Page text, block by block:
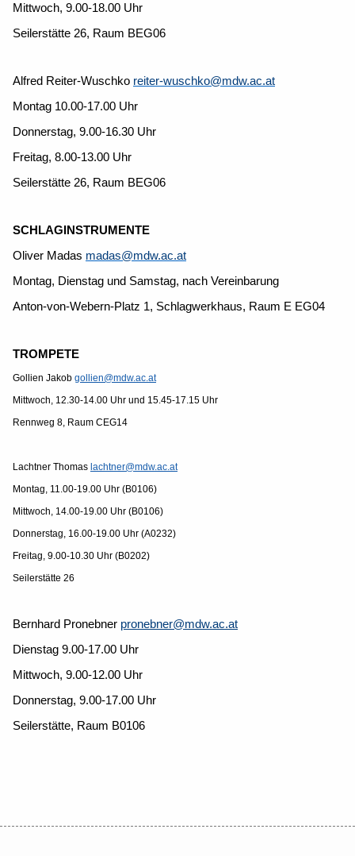
Mittwoch, 9.00-18.00 Uhr
Seilerstätte 26, Raum BEG06
Alfred Reiter-Wuschko reiter-wuschko@mdw.ac.at
Montag 10.00-17.00 Uhr
Donnerstag, 9.00-16.30 Uhr
Freitag, 8.00-13.00 Uhr
Seilerstätte 26, Raum BEG06
SCHLAGINSTRUMENTE
Oliver Madas madas@mdw.ac.at
Montag, Dienstag und Samstag, nach Vereinbarung
Anton-von-Webern-Platz 1, Schlagwerkhaus, Raum E EG04
TROMPETE
Gollien Jakob gollien@mdw.ac.at
Mittwoch, 12.30-14.00 Uhr und 15.45-17.15 Uhr
Rennweg 8, Raum CEG14
Lachtner Thomas lachtner@mdw.ac.at
Montag, 11.00-19.00 Uhr (B0106)
Mittwoch, 14.00-19.00 Uhr (B0106)
Donnerstag, 16.00-19.00 Uhr (A0232)
Freitag, 9.00-10.30 Uhr (B0202)
Seilerstätte 26
Bernhard Pronebner pronebner@mdw.ac.at
Dienstag 9.00-17.00 Uhr
Mittwoch, 9.00-12.00 Uhr
Donnerstag, 9.00-17.00 Uhr
Seilerstätte, Raum B0106